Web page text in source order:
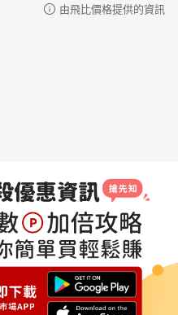
由飛比價格提供的資訊